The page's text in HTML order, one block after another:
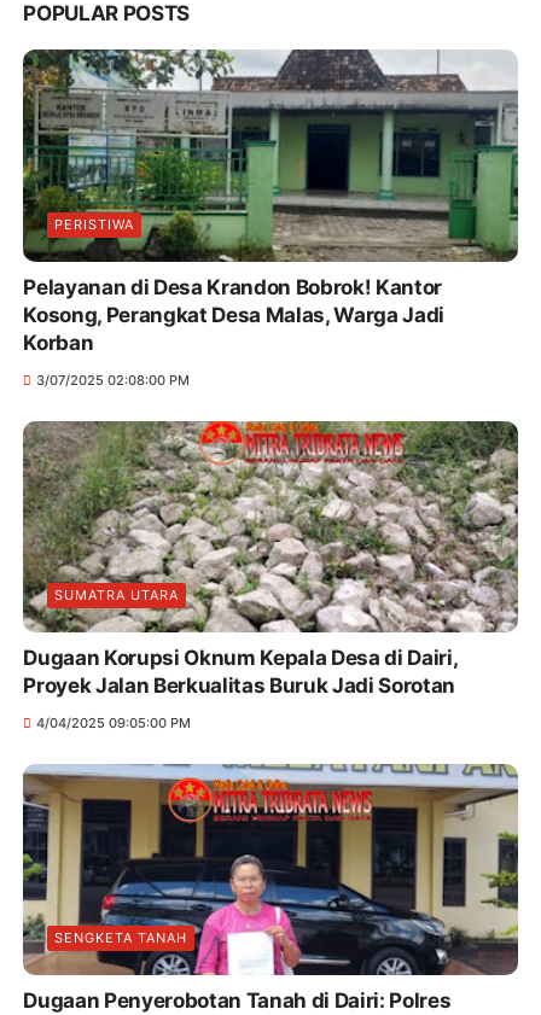
POPULAR POSTS
PERISTIWA
Pelayanan di Desa Krandon Bobrok! Kantor
Kosong, Perangkat Desa Malas, Warga Jadi
Korban
3/07/2025 02:08:00 PM
SUMATRA UTARA
Dugaan Korupsi Oknum Kepala Desa di Dairi,
Proyek Jalan Berkualitas Buruk Jadi Sorotan
4/04/2025 09:05:00 PM
SENGKETA TANAH
Dugaan Penyerobotan Tanah di Dairi: Polres